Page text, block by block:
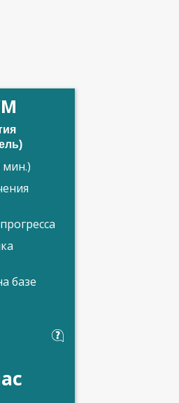
мин.)
базе